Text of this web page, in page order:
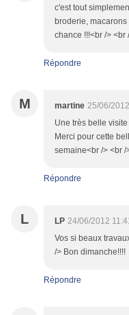
c'est tout
broderie,
chance !!!<br /> <br
Répondre
M martine 25/06/
Une très belle
Merci pour cette
semaine<br /> <br /
Répondre
L LP 24/06/2012
Vos si beaux
/> Bon dimanche!!!!
Répondre